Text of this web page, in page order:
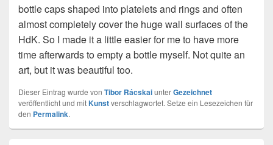
bottle caps shaped into platelets and rings and often
almost completely cover the huge wall surfaces of the
HdK. So I made it a little easier for me to have more
time afterwards to empty a bottle myself. Not quite an
art, but it was beautiful too.
Dieser Eintrag wurde von Tibor RácskaiunterGezeichnet
veröffentlicht und mitKunstverschlagwortet. Setze ein Lesezeichen für
den Permalink.